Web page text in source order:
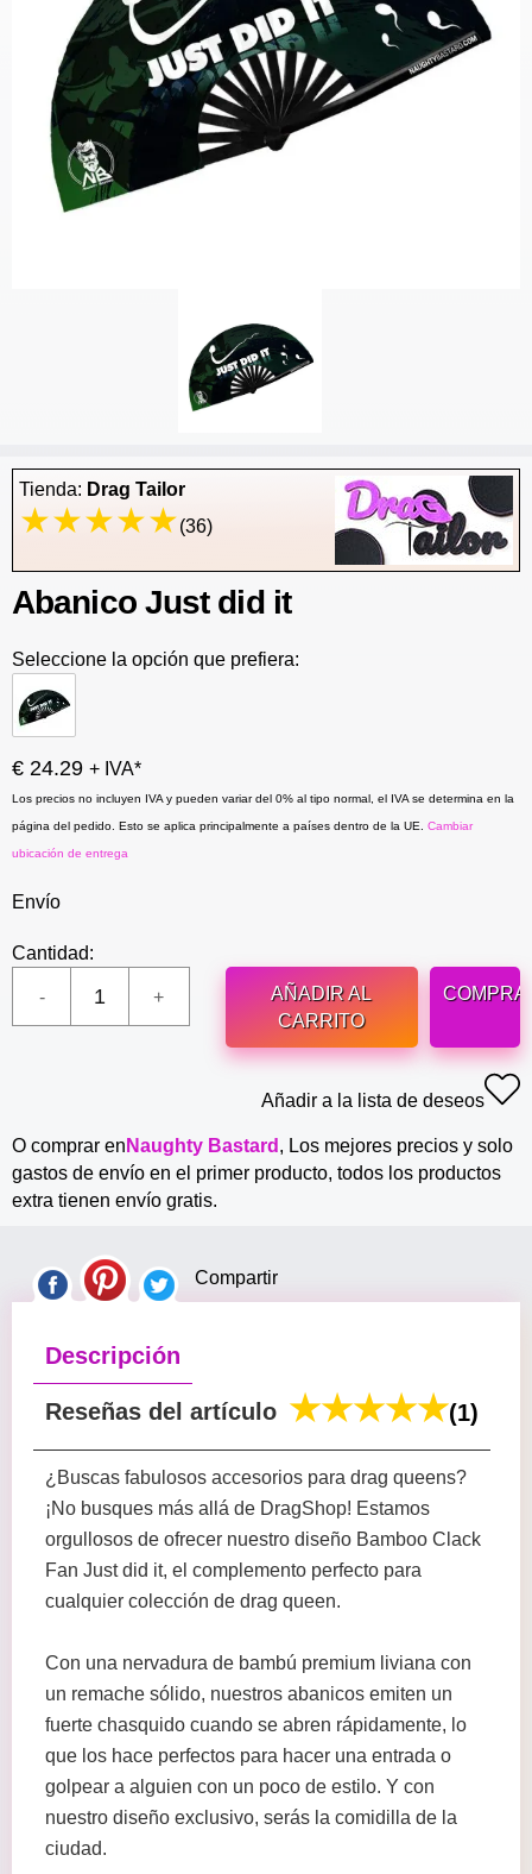
Tienda: Drag Tailor
(36)
Abanico Just did it
Seleccione la opción que prefiera:
€ 24.29 + IVA*
Los precios no incluyen IVA y pueden variar del 0% al tipo normal, el IVA se determina en la
página del pedido. Esto se aplica principalmente a países dentro de la UE. Cambiar
ubicación de entrega
Envío
Cantidad:
AÑADIR AL
CARRITO
Añadir a la lista de deseos
O comprar en Naughty Bastard , Los mejores precios y solo
gastos de envío en el primer producto, todos los productos
extra tienen envío gratis.
Compartir
Descripción
Reseñas del artículo (1)
¿Buscas fabulosos accesorios para drag queens?
¡No busques más allá de DragShop! Estamos
orgullosos de ofrecer nuestro diseño Bamboo Clack
Fan Just did it, el complemento perfecto para
cualquier colección de drag queen.
Con una nervadura de bambú premium liviana con
un remache sólido, nuestros abanicos emiten un
fuerte chasquido cuando se abren rápidamente, lo
que los hace perfectos para hacer una entrada o
golpear a alguien con un poco de estilo. Y con
nuestro diseño exclusivo, serás la comidilla de la
ciudad.